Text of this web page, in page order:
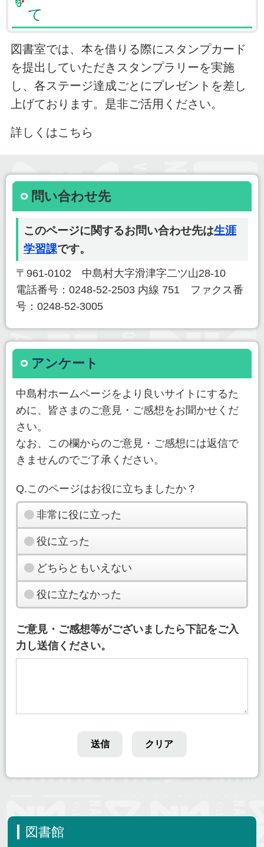
て
図書室では、本を借りる際にスタンプカード
を提出していただきスタンプラリーを実施
し、各ステージ達成ごとにプレゼントを差し
上げております。是非ご活用ください。
詳しくはこちら
問い合わせ先
このページに関するお問い合わせ先は生涯
学習課です。
〒961-0102 中島村大字滑津字二ツ山28-10
電話番号：0248-52-2503 内線 751 ファクス番
号：0248-52-3005
アンケート
中島村ホームページをより良いサイトにするた
めに、皆さまのご意見・ご感想をお聞かせくだ
さい。
なお、この欄からのご意見・ご感想には返信で
きませんのでご了承ください。
Q.このページはお役に立ちましたか？
非常に役に立った
役に立った
どちらともいえない
役に立たなかった
ご意見・ご感想等がございましたら下記をご入
力し送信ください。
図書館